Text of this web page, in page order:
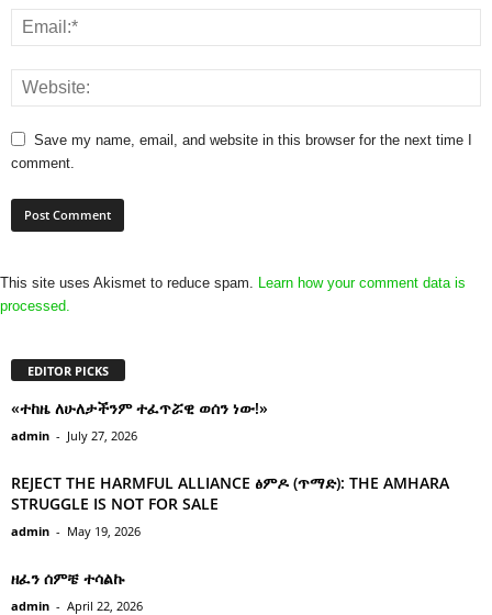
Save my name, email, and website in this browser for the next time I
comment.
This site uses Akismet to reduce spam. Learn how your comment data is
processed.
EDITOR PICKS
«ተከዜ ለሁለታችንም ተፈጥሯዊ ወሰን ነው!»
admin - July 27, 2026
REJECT THE HARMFUL ALLIANCE ፅምዶ (ጥማድ): THE AMHARA
STRUGGLE IS NOT FOR SALE
admin - May 19, 2026
ዘፈን ሰምቼ ተሳልኩ
admin - April 22, 2026